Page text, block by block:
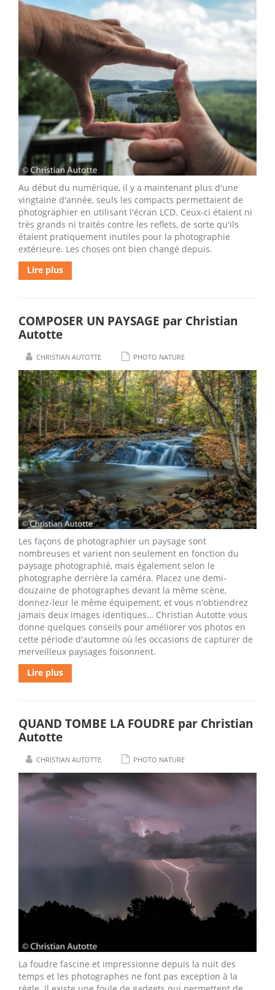
Au début du numérique, il y a maintenant plus d'une
vingtaine d'année, seuls les compacts permettaient de
photographier en utilisant l'écran LCD. Ceux-ci étaient ni
très grands ni traités contre les reflets, de sorte qu'ils
étaient pratiquement inutiles pour la photographie
extérieure. Les choses ont bien changé depuis.
Lire plus
COMPOSER UN PAYSAGE par Christian
Autotte
CHRISTIAN AUTOTTE PHOTO NATURE
Les façons de photographier un paysage sont
nombreuses et varient non seulement en fonction du
paysage photographié, mais également selon le
photographe derrière la caméra. Placez une demi-
douzaine de photographes devant la même scène,
donnez-leur le même équipement, et vous n'obtiendrez
jamais deux images identiques… Christian Autotte vous
donne quelques conseils pour améliorer vos photos en
cette période d'automne où les occasions de capturer de
merveilleux paysages foisonnent.
Lire plus
QUAND TOMBE LA FOUDRE par Christian
Autotte
CHRISTIAN AUTOTTE PHOTO NATURE
La foudre fascine et impressionne depuis la nuit des
temps et les photographes ne font pas exception à la